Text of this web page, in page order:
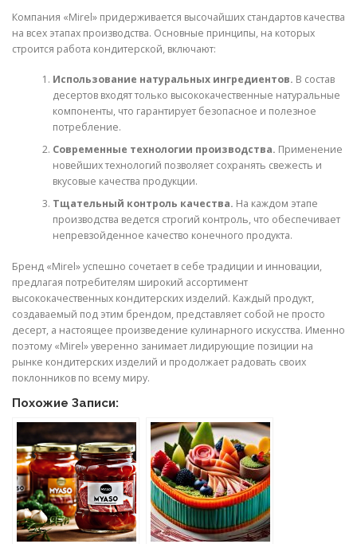
Компания «Mirel» придерживается высочайших стандартов качества
на всех этапах производства. Основные принципы, на которых
строится работа кондитерской, включают:
Использование натуральных ингредиентов. В состав
десертов входят только высококачественные натуральные
компоненты, что гарантирует безопасное и полезное
потребление.
Современные технологии производства. Применение
новейших технологий позволяет сохранять свежесть и
вкусовые качества продукции.
Тщательный контроль качества. На каждом этапе
производства ведется строгий контроль, что обеспечивает
непревзойденное качество конечного продукта.
Бренд «Mirel» успешно сочетает в себе традиции и инновации,
предлагая потребителям широкий ассортимент
высококачественных кондитерских изделий. Каждый продукт,
создаваемый под этим брендом, представляет собой не просто
десерт, а настоящее произведение кулинарного искусства. Именно
поэтому «Mirel» уверенно занимает лидирующие позиции на
рынке кондитерских изделий и продолжает радовать своих
поклонников по всему миру.
Похожие Записи: